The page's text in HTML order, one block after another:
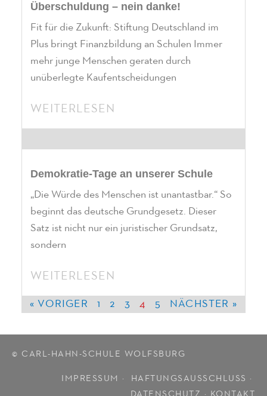
Überschuldung – nein danke!
Fit für die Zukunft: Stiftung Deutschland im
Plus bringt Finanzbildung an Schulen Immer
mehr junge Menschen geraten durch
unüberlegte Kaufentscheidungen
WEITERLESEN
Demokratie-Tage an unserer Schule
„Die Würde des Menschen ist unantastbar.“ So
beginnt das deutsche Grundgesetz. Dieser
Satz ist nicht nur ein juristischer Grundsatz,
sondern
WEITERLESEN
« VORIGER 1 2 3 4 5 NÄCHSTER »
© CARL-HAHN-SCHULE WOLFSBURG
IMPRESSUM · HAFTUNGSAUSSCHLUSS ·
DATENSCHUTZ · KONTAKT